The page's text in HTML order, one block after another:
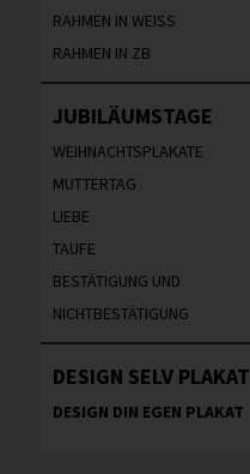
RAHMEN IN WEISS
RAHMEN IN ZB
JUBILÄUMSTAGE
WEIHNACHTSPLAKATE
MUTTERTAG
LIEBE
TAUFE
BESTÄTIGUNG UND
NICHTBESTÄTIGUNG
DESIGN SELV PLAKAT
DESIGN DIN EGEN PLAKAT